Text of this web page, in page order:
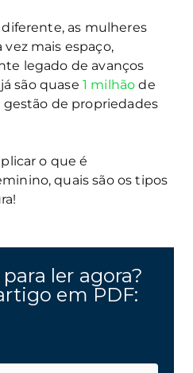
as mulheres
mais espaço,
legado de avanços
são quase 1 milhão de
de propriedades
o que é
quais são os tipos
ler agora?
em PDF: